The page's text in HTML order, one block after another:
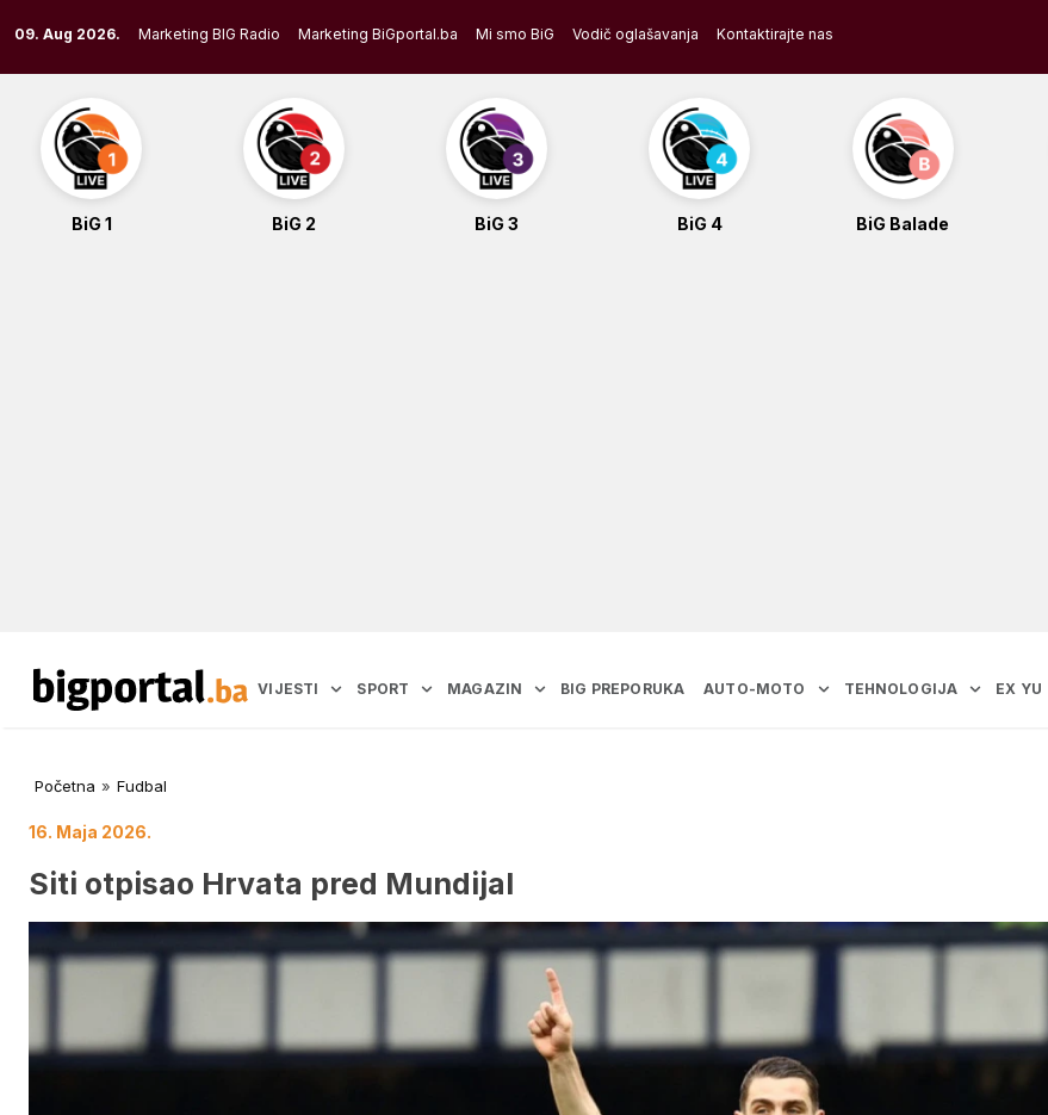
to
content
09. Aug 2026. Marketing BIG Radio Marketing BiGportal.ba Mi smo BiG Vodič oglašavanja Kontaktirajte nas
BiG 1 BiG 2 BiG 3 BiG 4 BiG Balade
VIJESTI SPORT MAGAZIN BIG PREPORUKA AUTO-MOTO TEHNOLOGIJA EX YU
Početna » Fudbal
16. Maja 2026.
Siti otpisao Hrvata pred Mundijal